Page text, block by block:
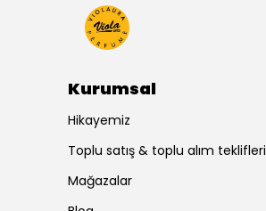
Kurumsal
Hikayemiz
Toplu satış & toplu alım teklifleri
Mağazalar